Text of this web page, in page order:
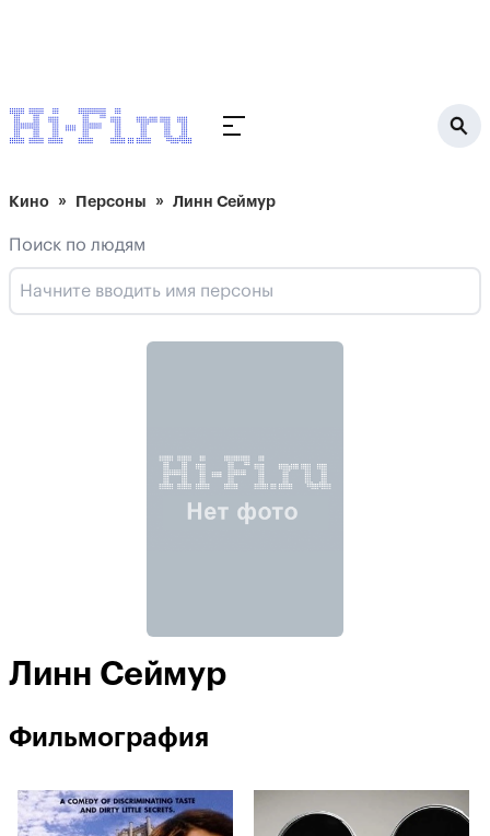
Кино Персоны Линн Сеймур
Поиск по людям
Линн Сеймур
Фильмография